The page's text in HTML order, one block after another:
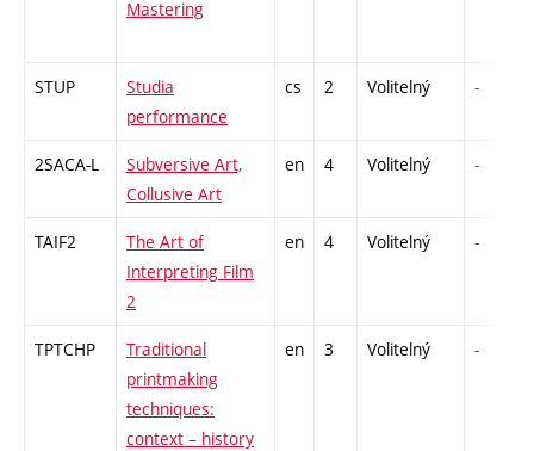
Mastering
STUP
Studia
performance
cs 2 Volitelný -
2SACA-L
Subversive Art,
Collusive Art
en 4 Volitelný -
TAIF2
The Art of
Interpreting Film
2
en 4 Volitelný -
TPTCHP
Traditional
printmaking
techniques:
context – history
en 3 Volitelný -